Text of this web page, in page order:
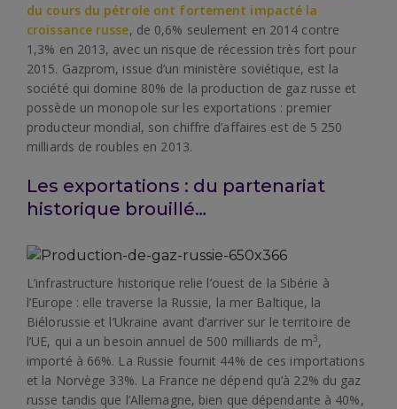
du cours du pétrole ont fortement impacté la
croissance russe, de 0,6% seulement en 2014 contre
1,3% en 2013, avec un risque de récession très fort pour
2015. Gazprom, issue d’un ministère soviétique, est la
société qui domine 80% de la production de gaz russe et
possède un monopole sur les exportations : premier
producteur mondial, son chiffre d’affaires est de 5 250
milliards de roubles en 2013.
Les exportations : du partenariat
historique brouillé…
L’infrastructure historique relie l’ouest de la Sibérie à
l’Europe : elle traverse la Russie, la mer Baltique, la
Biélorussie et l’Ukraine avant d’arriver sur le territoire de
l’UE, qui a un besoin annuel de 500 milliards de m3,
importé à 66%. La Russie fournit 44% de ces importations
et la Norvège 33%. La France ne dépend qu’à 22% du gaz
russe tandis que l’Allemagne, bien que dépendante à 40%,